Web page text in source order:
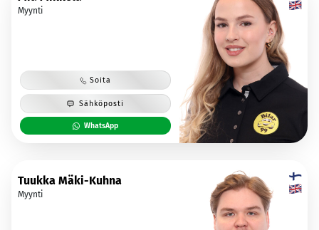
Myynti
Soita
Sähköposti
WhatsApp
Tuukka Mäki-Kuhna
Myynti